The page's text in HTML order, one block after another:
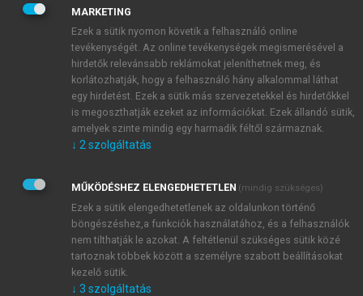
nagypolitikába is, és Lyndon B. Johnson egy 1964-es
elnökválasztási kampányában mondott beszédében
már azt hangsúlyozta, hogy politikai célja nem
pusztán a polgárok bankszámlájának a gyarapítása,
hanem életminőségük javítása (Rescher 1972).
Innen már egyenes út vezetett a fogalomnak az
orvostudományban való megjelenéséhez és
elterjedéséhez. A paradigmaváltás lényege a
kezdték vizsgálni, hogy az egyes szociálpolitikai
intézkedések vagy az egyes orvosi beavatkozások
valóban elérik-e azt a hatást, melynek érdekében
alkalmazták őket? A politikában vagy a
pszichológiában a kérdés úgy merült fel, hogy a
gazdasági fejlődés, az életszínvonal emelkedése
MARKETING
Ezek a sütik nyomon követik a felhasználó online
tevékenységét. Az online tevékenységek megismerésével a
hirdetők relevánsabb reklámokat jeleníthetnek meg, és
korlátozhatják, hogy a felhasználó hány alkalommal láthat
egy hirdetést. Ezek a sütik más szervezetekkel és hirdetőkkel
is megoszthatják ezeket az információkat. Ezek állandó sütik,
amelyek szinte mindig egy harmadik féltől származnak.
↓ 2 szolgáltatás
MŰKÖDÉSHEZ ELENGEDHETETLEN (mindig szükséges)
Ezek a sütik elengedhetetlenek az oldalunkon történő
böngészéshez,a funkciók használatához, és a felhasználók
nem tilthatják le azokat. A feltétlenül szükséges sütik közé
tartoznak többek között a személyre szabott beállításokat
kezelő sütik.
↓ 3 szolgáltatás